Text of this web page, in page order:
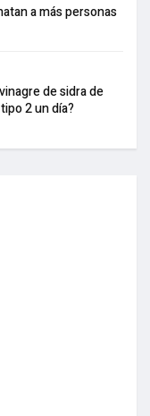
a más personas
de sidra de
2 un día?